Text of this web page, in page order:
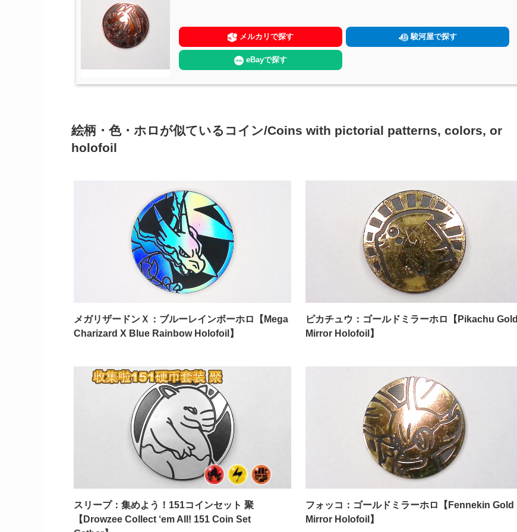
メルカリで探す 駿河屋で探す
eBayで探す
絵柄・色・ホロが似ているコイン/Coins with pictorial patterns, colors, or
holofoil
メガリザードンＸ：ブルーレインボーホロ【Mega
Charizard X Blue Rainbow Holofoil】
ピカチュウ：ゴールドミラーホロ【Pikachu Gold
Mirror Holofoil】
スリープ：集めよう！151コインセット 聚
【Drowzee Collect ‘em All! 151 Coin Set
フォッコ：ゴールドミラーホロ【Fennekin Gold
Mirror Holofoil】